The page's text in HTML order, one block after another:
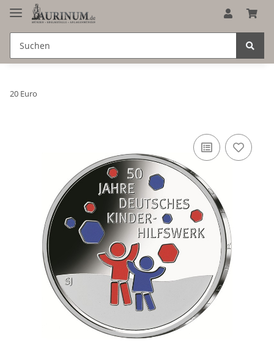
20 Euro